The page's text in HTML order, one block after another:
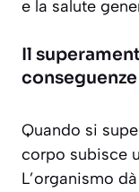
e la salute
Il
conseguenze
Quando si
corpo subisce
L’organismo